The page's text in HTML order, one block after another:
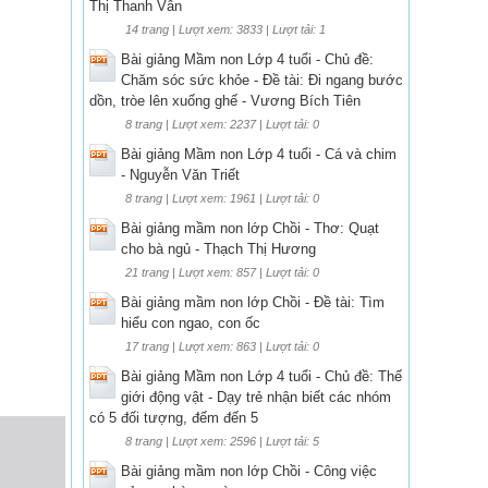
Thị Thanh Vân
14 trang | Lượt xem: 3833 | Lượt tải: 1
Bài giảng Mầm non Lớp 4 tuổi - Chủ đề:
Chăm sóc sức khỏe - Đề tài: Đi ngang bước
dồn, tròe lên xuống ghế - Vương Bích Tiên
8 trang | Lượt xem: 2237 | Lượt tải: 0
Bài giảng Mầm non Lớp 4 tuổi - Cá và chim
- Nguyễn Văn Triết
8 trang | Lượt xem: 1961 | Lượt tải: 0
Bài giảng mầm non lớp Chồi - Thơ: Quạt
cho bà ngủ - Thạch Thị Hương
21 trang | Lượt xem: 857 | Lượt tải: 0
Bài giảng mầm non lớp Chồi - Đề tài: Tìm
hiểu con ngao, con ốc
17 trang | Lượt xem: 863 | Lượt tải: 0
Bài giảng Mầm non Lớp 4 tuổi - Chủ đề: Thế
giới động vật - Dạy trẻ nhận biết các nhóm
có 5 đối tượng, đếm đến 5
8 trang | Lượt xem: 2596 | Lượt tải: 5
Bài giảng mầm non lớp Chồi - Công việc